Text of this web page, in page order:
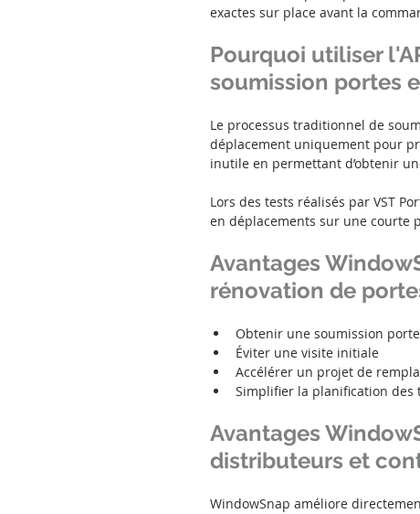
exactes sur place avant la
Pourquoi utiliser
soumission portes
Le processus traditionnel de
déplacement uniquement pour
inutile en permettant d’obtenir
Lors des tests réalisés par VST
en déplacements sur une courte
Avantages
rénovation de
Obtenir une soumission
Éviter une visite initiale
Accélérer un projet de
Simplifier la planification des
Avantages
distributeurs et
WindowSnap améliore